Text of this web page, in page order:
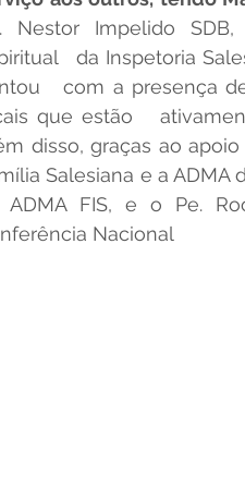
ORIENTAÇÕES ADMA
Nestor Impelido
da Inspetoria
com a presença
que estão
disso, graças ao
Salesiana e a ADMA
ADMA FIS, e o Pe.
Nacional